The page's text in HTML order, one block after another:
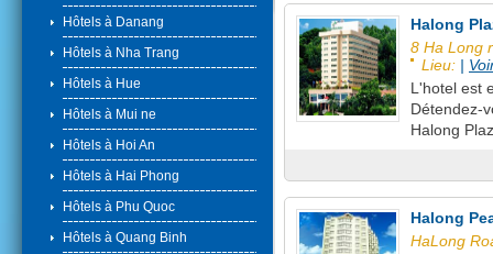
Hôtels à Danang
Hôtels à Nha Trang
Hôtels à Hue
Hôtels à Mui ne
Hôtels à Hoi An
Hôtels à Hai Phong
Hôtels à Phu Quoc
Hôtels à Quang Binh
Halong
8 Ha Long
Lieu: |
L'hotel est
Détendez-
Halong
Halong
HaLong